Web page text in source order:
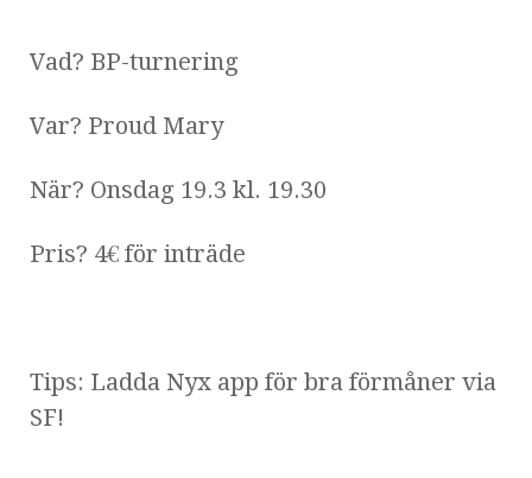
Vad? BP-turnering
Var? Proud Mary
När? Onsdag 19.3 kl. 19.30
Pris? 4€ för inträde
Tips: Ladda Nyx app för bra förmåner via
SF!